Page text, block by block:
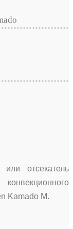
отсекатель
Kamado М.